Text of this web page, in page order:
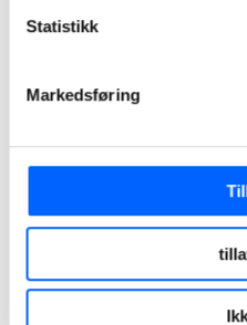
Statistikk
Markedsføring
Haandverkerne AS vant
Niras velger Valle View
UDI på vei inn i Valle View